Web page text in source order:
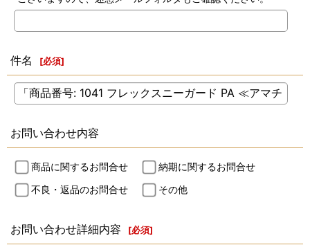
件名 [必須]
お問い合わせ内容
商品に関するお問合せ
納期に関するお問合せ
不良・返品のお問合せ
その他
お問い合わせ詳細内容 [必須]